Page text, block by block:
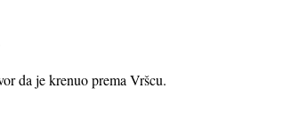
da je krenuo prema Vršcu.